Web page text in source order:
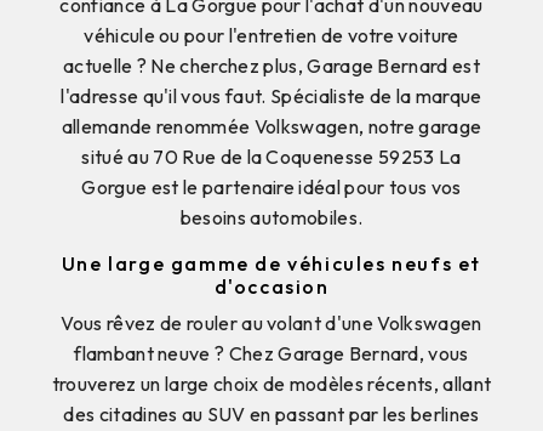
confiance à La Gorgue pour l'achat d'un nouveau
véhicule ou pour l'entretien de votre voiture
actuelle ? Ne cherchez plus, Garage Bernard est
l'adresse qu'il vous faut. Spécialiste de la marque
allemande renommée Volkswagen, notre garage
situé au 70 Rue de la Coquenesse 59253 La
Gorgue est le partenaire idéal pour tous vos
besoins automobiles.
Une large gamme de véhicules neufs et
d'occasion
Vous rêvez de rouler au volant d'une Volkswagen
flambant neuve ? Chez Garage Bernard, vous
trouverez un large choix de modèles récents, allant
des citadines au SUV en passant par les berlines